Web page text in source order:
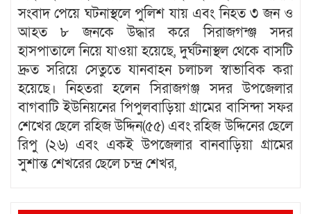
সংবাদ পেয়ে ঘটনাস্থলে পুলিশ যায় এবং নিহত ৩ জন ও
আহত ৮ জনকে উদ্ধার করে সিরাজগন্ঞ্জ সদর
হাসপাতালে নিয়ে যাওয়া হয়েছে, দুর্ঘটনাস্থল থেকে বাসটি
দ্রুত সরিয়ে সেতুতে যানবাহন চলাচল স্বাভাবিক করা
হয়েছে। নিহতরা হলেন সিরাজগঞ্জ সদর উপজেলার
বাগবাটি ইউনিয়নের পিপুলবাড়িয়া গ্রামের বাসিন্দা সফর
শেখের ছেলে রহিজ উদ্দিন(৫৫) এবং রহিজ উদ্দিনের ছেলে
রিপু (২৬) এবং একই উপজেলার বানবাড়িয়া গ্রামের
সুশান্ত শেখরের ছেলে চন্দ্র শেখর,